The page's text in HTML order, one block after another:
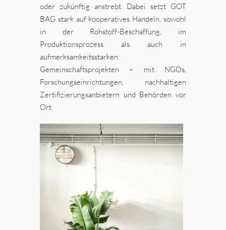
oder zukünftig anstrebt. Dabei setzt GOT
BAG stark auf kooperatives Handeln, sowohl
in der Rohstoff-Beschaffung, im
Produktionsprozess als auch in
aufmerksamkeitsstarken
Gemeinschaftsprojekten – mit NGOs,
Forschungseinrichtungen, nachhaltigen
Zertifizierungsanbietern und Behörden vor
Ort.